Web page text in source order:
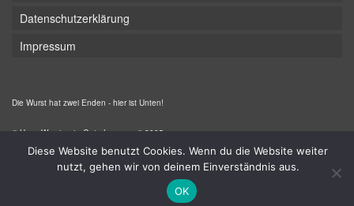
Datenschutzerklärung
Impressum
Die Wurst hat zwei Enden - hier ist Unten!
© Hans-Wurst.net - Gute Laune seit 2005
Diese Website benutzt Cookies. Wenn du die Website weiter
nutzt, gehen wir von deinem Einverständnis aus.
OK